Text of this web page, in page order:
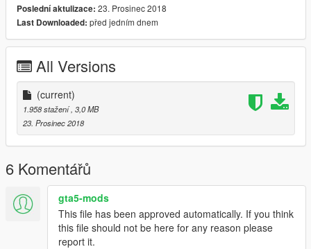
Poslední aktulizace: 23. Prosinec 2018
Last Downloaded: před jedním dnem
All Versions
(current)
1.958 stažení , 3,0 MB
23. Prosinec 2018
6 Komentářů
gta5-mods
This file has been approved automatically. If you think
this file should not be here for any reason please
report it.